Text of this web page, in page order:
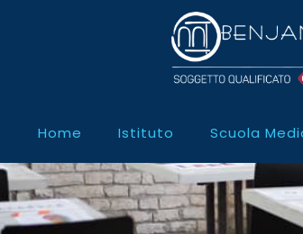
Home Istituto Scuola